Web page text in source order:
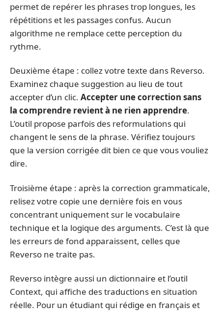
permet de repérer les phrases trop longues, les
répétitions et les passages confus. Aucun
algorithme ne remplace cette perception du
rythme.
Deuxième étape : collez votre texte dans Reverso.
Examinez chaque suggestion au lieu de tout
accepter d’un clic. Accepter une correction sans
la comprendre revient à ne rien apprendre.
L’outil propose parfois des reformulations qui
changent le sens de la phrase. Vérifiez toujours
que la version corrigée dit bien ce que vous vouliez
dire.
Troisième étape : après la correction grammaticale,
relisez votre copie une dernière fois en vous
concentrant uniquement sur le vocabulaire
technique et la logique des arguments. C’est là que
les erreurs de fond apparaissent, celles que
Reverso ne traite pas.
Reverso intègre aussi un dictionnaire et l’outil
Context, qui affiche des traductions en situation
réelle. Pour un étudiant qui rédige en français et